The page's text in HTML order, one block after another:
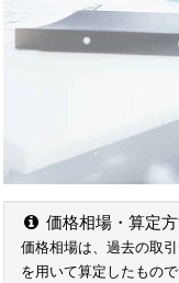
価格相場・算定
価格相場は、過去の取
を用いて算定したもの